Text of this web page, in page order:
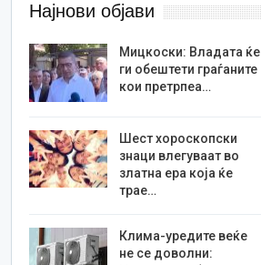
Најнови објави
Мицкоски: Владата ќе
ги обештети граѓаните
кои претрпеа…
Шест хороскопски
знаци влегуваат во
златна ера која ќе
трае…
Клима-уредите веќе
не се доволни: